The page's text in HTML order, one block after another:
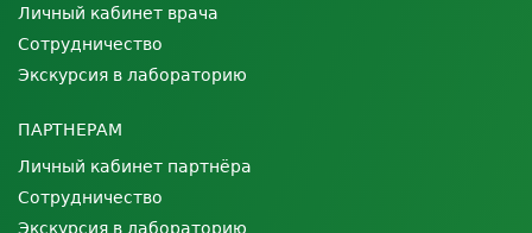
Личный кабинет врача
Сотрудничество
Экскурсия в лабораторию
ПАРТНЕРАМ
Личный кабинет партнёра
Сотрудничество
Экскурсия в лабораторию